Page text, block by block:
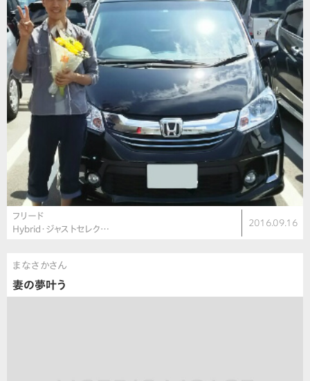
フリード
Hybrid・ジャストセレク…
2016.09.16
まなさかさん
妻の夢叶う